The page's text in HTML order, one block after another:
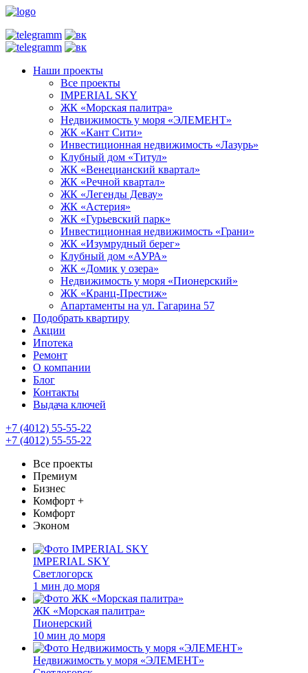
Наши проекты
Все проекты
IMPERIAL SKY
ЖК «Морская палитра»
Недвижимость у моря «ЭЛЕМЕНТ»
ЖК «Кант Сити»
Инвестиционная недвижимость «Лазурь»
Клубный дом «Титул»
ЖК «Венецианский квартал»
ЖК «Речной квартал»
ЖК «Легенды Девау»
ЖК «Астерия»
ЖК «Гурьевский парк»
Инвестиционная недвижимость «Грани»
ЖК «Изумрудный берег»
Клубный дом «АУРА»
ЖК «Домик у озера»
Недвижимость у моря «Пионерский»
ЖК «Кранц-Престиж»
Апартаменты на ул. Гагарина 57
Подобрать квартиру
Акции
Ипотека
Ремонт
О компании
Блог
Контакты
Выдача ключей
+7 (4012) 55-55-22
+7 (4012) 55-55-22
Все проекты
Премиум
Бизнес
Комфорт +
Комфорт
Эконом
IMPERIAL SKY
Светлогорск
1 мин до моря
ЖК «Морская палитра»
Пионерский
10 мин до моря
Недвижимость у моря «ЭЛЕМЕНТ»